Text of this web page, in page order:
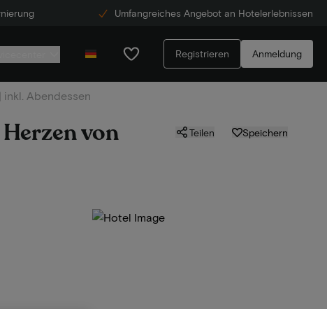
Umfangreiches Angebot an Hotelerlebnissen
Registrieren Anmeldung
Abendessen
von Teilen Speichern